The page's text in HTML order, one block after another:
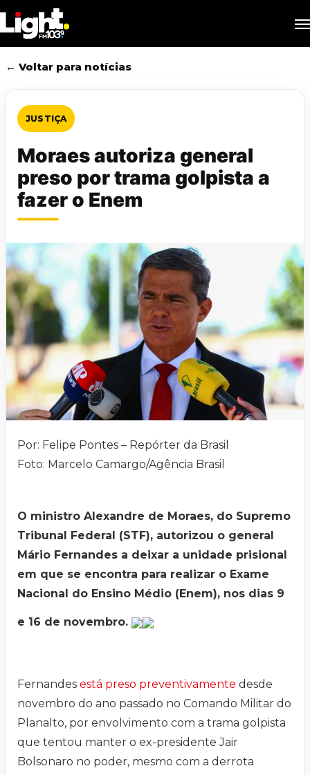
to
main
content
← Voltar para notícias
JUSTIÇA
Moraes autoriza general
preso por trama golpista a
fazer o Enem
Por: Felipe Pontes – Repórter da Brasil
Foto: Marcelo Camargo/Agência Brasil
O ministro Alexandre de Moraes, do Supremo
Tribunal Federal (STF), autorizou o general
Mário Fernandes a deixar a unidade prisional
em que se encontra para realizar o Exame
Nacional do Ensino Médio (Enem), nos dias 9
e 16 de novembro.
Fernandes está preso preventivamente desde
novembro do ano passado no Comando Militar do
Planalto, por envolvimento com a trama golpista
que tentou manter o ex-presidente Jair
Bolsonaro no poder, mesmo com a derrota